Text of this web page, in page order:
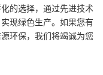
的选择，通过先进技术
现绿色生产。如果您有
环保，我们将竭诚为您